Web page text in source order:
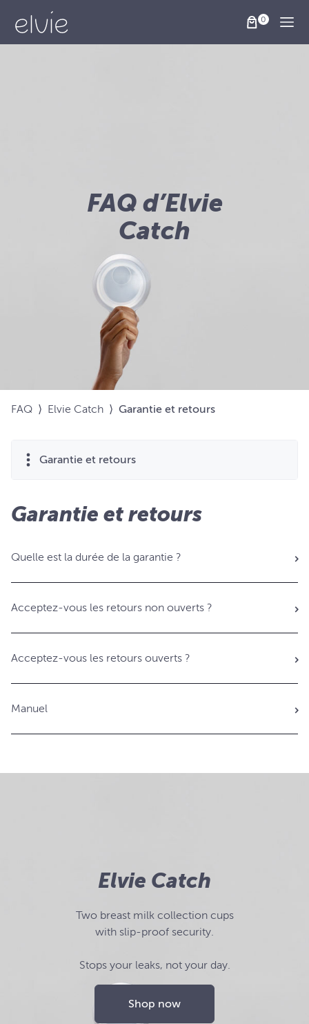
FAQ d’Elvie
Catch
FAQ ⟩ Elvie Catch ⟩ Garantie et retours
Garantie et retours
Garantie et retours
Quelle est la durée de la garantie ?
Acceptez-vous les retours non ouverts ?
Acceptez-vous les retours ouverts ?
Manuel
Elvie Catch
Two breast milk collection cups
with slip-proof security.
Stops your leaks, not your day.
Shop now